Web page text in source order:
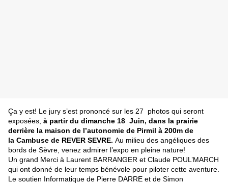
Ça y est! Le jury s’est prononcé sur les 27 photos qui seront
exposées, à partir du dimanche 18 Juin, dans la prairie
derrière la maison de l’autonomie de Pirmil à 200m de
la Cambuse de REVER SEVRE. Au milieu des angéliques des
bords de Sèvre, venez admirer l’expo en pleine nature!
Un grand Merci à Laurent BARRANGER et Claude POUL’MARCH
qui ont donné de leur temps bénévole pour piloter cette aventure.
Le soutien Informatique de Pierre DARRE et de Simon